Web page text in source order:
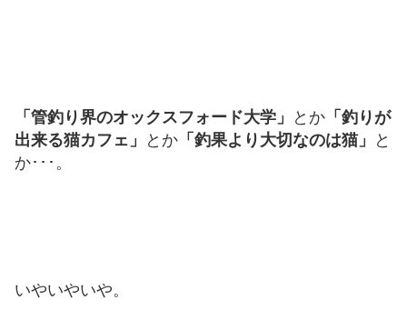
「管釣り界のオックスフォード大学」 とか 「釣りが
出来る猫カフェ」
とか 「釣果より大切なのは猫」
と
か･･･。
いやいやいや。